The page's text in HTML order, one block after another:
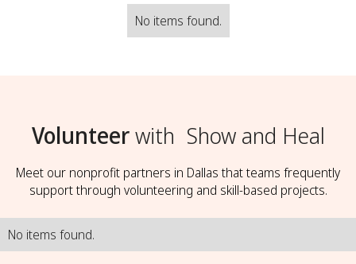
No items found.
Volunteerwith Show and Heal
Meet our nonprofit partners in Dallas that teams frequently
support through volunteering and skill-based projects.
No items found.